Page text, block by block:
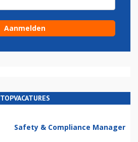
TOPVACATURES
Safety & Compliance Manager